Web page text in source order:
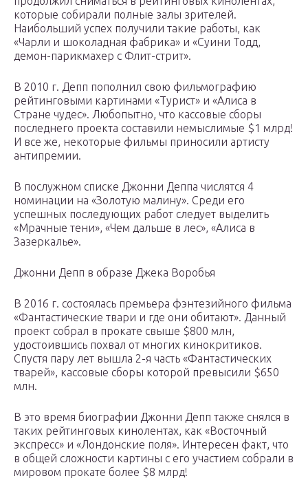
которые собирали полные залы зрителей.
Наибольший успех получили такие работы, как
«Чарли и шоколадная фабрика» и «Суини Тодд,
демон-парикмахер с Флит-стрит».
В 2010 г. Депп пополнил свою фильмографию
рейтинговыми картинами «Турист» и «Алиса в
Стране чудес». Любопытно, что кассовые сборы
последнего проекта составили немыслимые $1 млрд!
И все же, некоторые фильмы приносили артисту
антипремии.
В послужном списке Джонни Деппа числятся 4
номинации на «Золотую малину». Среди его
успешных последующих работ следует выделить
«Мрачные тени», «Чем дальше в лес», «Алиса в
Зазеркалье».
Джонни Депп в образе Джека Воробья
В 2016 г. состоялась премьера фэнтезийного фильма
«Фантастические твари и где они обитают». Данный
проект собрал в прокате свыше $800 млн,
удостоившись похвал от многих кинокритиков.
Спустя пару лет вышла 2-я часть «Фантастических
тварей», кассовые сборы которой превысили $650
млн.
В это время биографии Джонни Депп также снялся в
таких рейтинговых кинолентах, как «Восточный
экспресс» и «Лондонские поля». Интересен факт, что
в общей сложности картины с его участием собрали в
мировом прокате более $8 млрд!